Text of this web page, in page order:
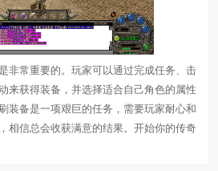
非常重要的。玩家可以通过完成任务、击
来获得装备，并选择适合自己角色的属性
装备是一项艰巨的任务，需要玩家耐心和
相信总会收获满意的结果。开始你的传奇